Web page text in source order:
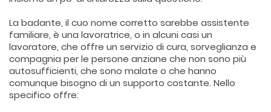
La badante, il cuo nome corretto sarebbe assistente
familiare, è una lavoratrice, o in alcuni casi un
lavoratore, che offre un servizio di cura, sorveglianza e
compagnia per le persone anziane che non sono più
autosufficienti, che sono malate o che hanno
comunque bisogno di un supporto costante. Nello
specifico offre: